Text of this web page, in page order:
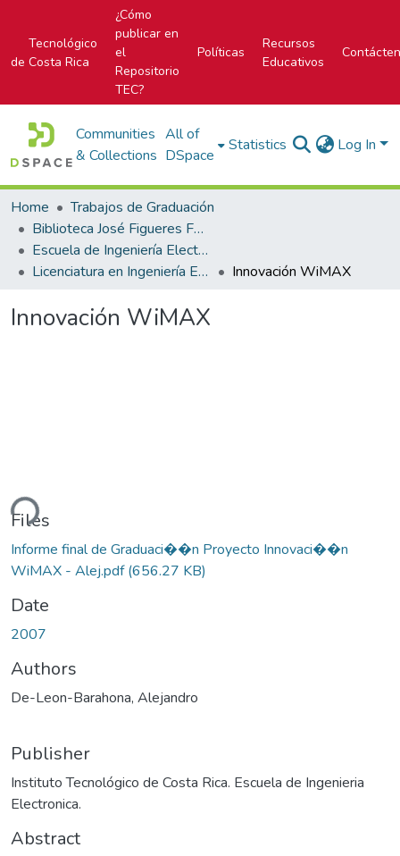
Tecnológico
de Costa Rica
¿Cómo
publicar en
el
Repositorio
TEC?
Políticas
Recursos
Educativos
Communities
& Collections
All of
DSpace
Statistics Log In
Home
Trabajos de Graduación
Biblioteca José Figueres Ferrer
Escuela de Ingeniería Electrónica
Licenciatura en Ingeniería Electrónica
Innovación WiMAX
Innovación WiMAX
Files
Informe final de Graduaci��n Proyecto Innovaci��n
WiMAX - Alej.pdf(656.27 KB)
Date
2007
Authors
De-Leon-Barahona, Alejandro
Publisher
Instituto Tecnológico de Costa Rica. Escuela de Ingenieria
Electronica.
Abstract